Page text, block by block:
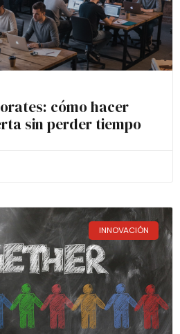
cómo hacer
sin perder tiempo
INNOVACIÓN